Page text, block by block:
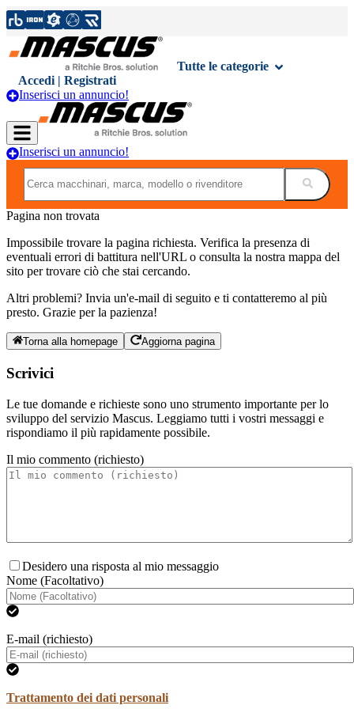
Tutte le categorie
Accedi | Registrati
Inserisci un annuncio!
Inserisci un annuncio!
Pagina non trovata
Impossibile trovare la pagina richiesta. Verifica la presenza di
eventuali errori di battitura nell'URL o consulta la nostra mappa del
sito per trovare ciò che stai cercando.
Altri problemi? Invia un'e-mail di seguito e ti contatteremo al più
presto. Grazie per la pazienza!
Torna alla homepage Aggiorna pagina
Scrivici
Le tue domande e richieste sono uno strumento importante per lo
sviluppo del servizio Mascus. Leggiamo tutti i vostri messaggi e
rispondiamo il più rapidamente possibile.
Il mio commento (richiesto)
Desidero una risposta al mio messaggio
Nome (Facoltativo)
E-mail (richiesto)
Trattamento dei dati personali